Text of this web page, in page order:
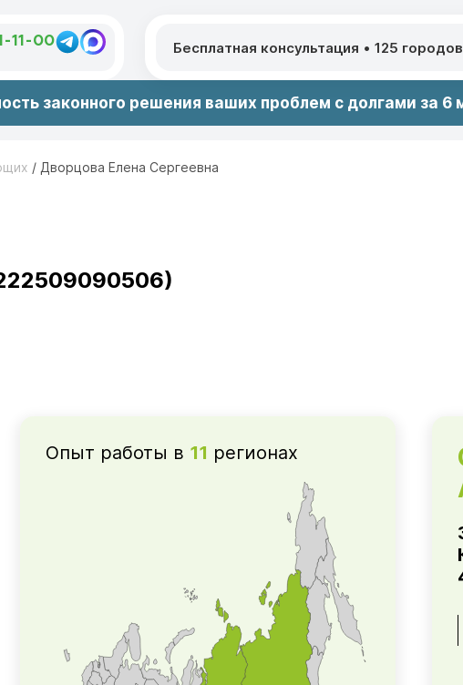
11-00 Бесплатная консультация • 125 городов
законного решения ваших проблем с долгами за 6
/ Дворцова Елена Сергеевна
Опыт работы в 11 регионах